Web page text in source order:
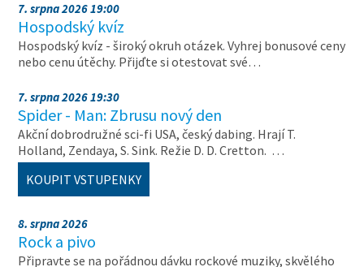
7. srpna 2026 19:00
Hospodský kvíz
Hospodský kvíz - široký okruh otázek. Vyhrej bonusové ceny
nebo cenu útěchy. Přijďte si otestovat své…
7. srpna 2026 19:30
Spider - Man: Zbrusu nový den
Akční dobrodružné sci-fi USA, český dabing. Hrají T.
Holland, Zendaya, S. Sink. Režie D. D. Cretton. …
KOUPIT VSTUPENKY
8. srpna 2026
Rock a pivo
Připravte se na pořádnou dávku rockové muziky, skvělého